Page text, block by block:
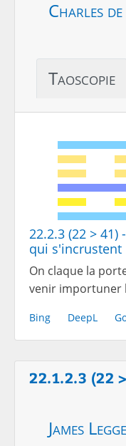
Charles
Taoscopie
22.2.3 (22 >
qui s'incrustent
On claque la
venir importuner
Bing DeepL
22.1.2.3 (22
James Legge